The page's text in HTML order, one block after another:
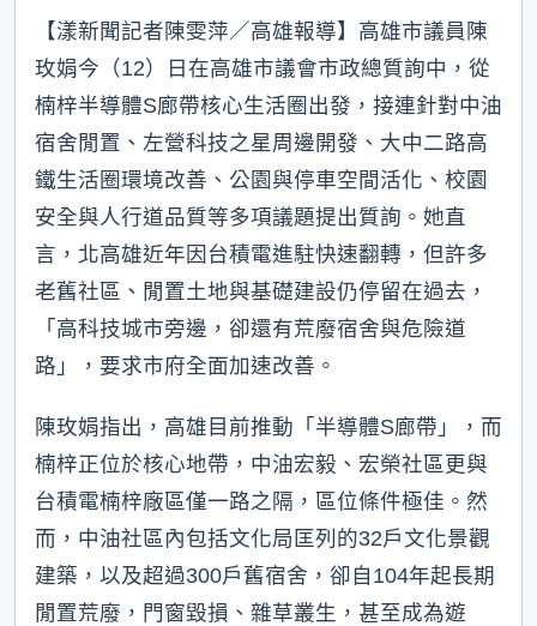
【漾新聞記者陳雯萍／高雄報導】高雄市議員陳
玫娟今（12）日在高雄市議會市政總質詢中，從
楠梓半導體S廊帶核心生活圈出發，接連針對中油
宿舍閒置、左營科技之星周邊開發、大中二路高
鐵生活圈環境改善、公園與停車空間活化、校園
安全與人行道品質等多項議題提出質詢。她直
言，北高雄近年因台積電進駐快速翻轉，但許多
老舊社區、閒置土地與基礎建設仍停留在過去，
「高科技城市旁邊，卻還有荒廢宿舍與危險道
路」，要求市府全面加速改善。
陳玫娟指出，高雄目前推動「半導體S廊帶」，而
楠梓正位於核心地帶，中油宏毅、宏榮社區更與
台積電楠梓廠區僅一路之隔，區位條件極佳。然
而，中油社區內包括文化局匡列的32戶文化景觀
建築，以及超過300戶舊宿舍，卻自104年起長期
閒置荒廢，門窗毀損、雜草叢生，甚至成為遊